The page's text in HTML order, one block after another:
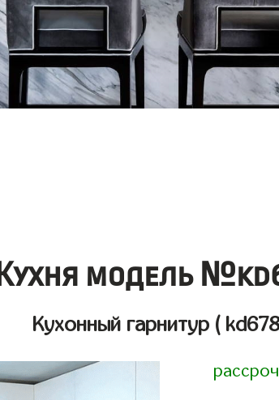
Кухня модель
Кухонный гарнитур (